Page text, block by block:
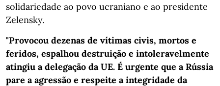
solidariedade ao povo ucraniano e ao presidente
Zelensky.
"Provocou dezenas de vítimas civis, mortos e
feridos, espalhou destruição e intoleravelmente
atingiu a delegação da UE. É urgente que a Rússia
pare a agressão e respeite a integridade da